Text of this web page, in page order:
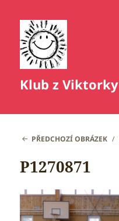
Klub z Viktorky
PŘEDCHOZÍ OBRÁZEK
P1270871